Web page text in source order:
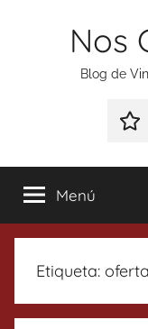
Nos
Blog de
Menú
Etiqueta: oferta